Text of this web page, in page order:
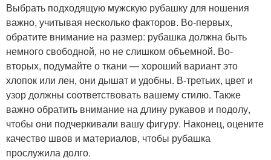
Выбрать подходящую мужскую рубашку для ношения
важно, учитывая несколько факторов. Во-первых,
обратите внимание на размер: рубашка должна быть
немного свободной, но не слишком объемной. Во-
вторых, подумайте о ткани — хороший вариант это
хлопок или лен, они дышат и удобны. В-третьих, цвет и
узор должны соответствовать вашему стилю. Также
важно обратить внимание на длину рукавов и подолу,
чтобы они подчеркивали вашу фигуру. Наконец, оцените
качество швов и материалов, чтобы рубашка
прослужила долго.